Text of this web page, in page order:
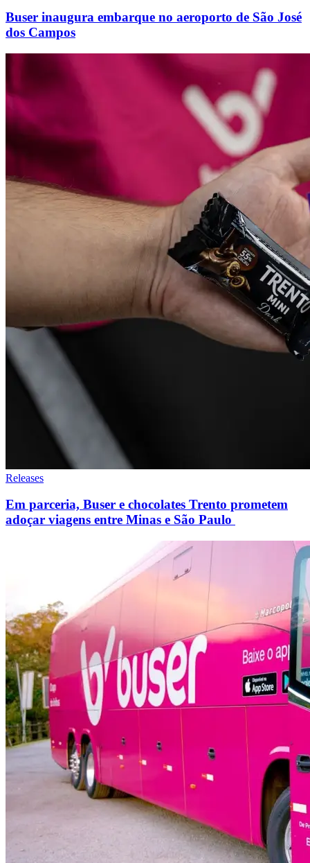
Buser inaugura embarque no aeroporto de São José
dos Campos
Releases
Em parceria, Buser e chocolates Trento prometem
adoçar viagens entre Minas e São Paulo